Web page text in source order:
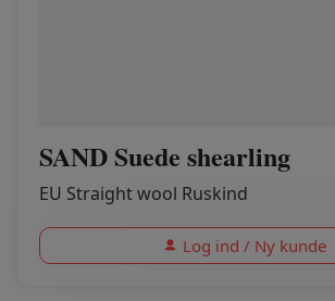
SAND Suede shearling
EU Straight wool Ruskind
Log ind / Ny kunde